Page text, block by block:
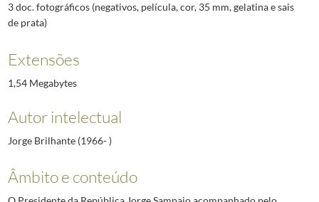
3 doc. fotográficos (negativos, película, cor, 35 mm, gelatina e sais
de prata)
Extensões
1,54 Megabytes
Autor intelectual
Jorge Brilhante (1966- )
Âmbito e conteúdo